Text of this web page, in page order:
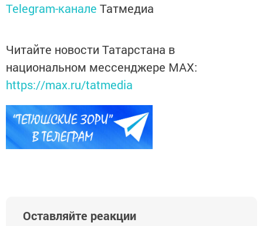
Telegram-канале Татмедиа
Читайте новости Татарстана в
национальном мессенджере MАХ:
https://max.ru/tatmedia
Оставляйте реакции